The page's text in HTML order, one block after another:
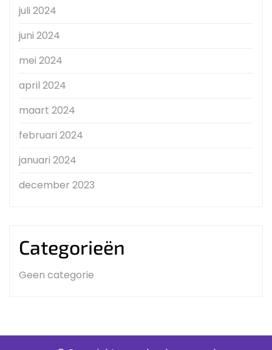
juli 2024
juni 2024
mei 2024
april 2024
maart 2024
februari 2024
januari 2024
december 2023
Categorieën
Geen categorie